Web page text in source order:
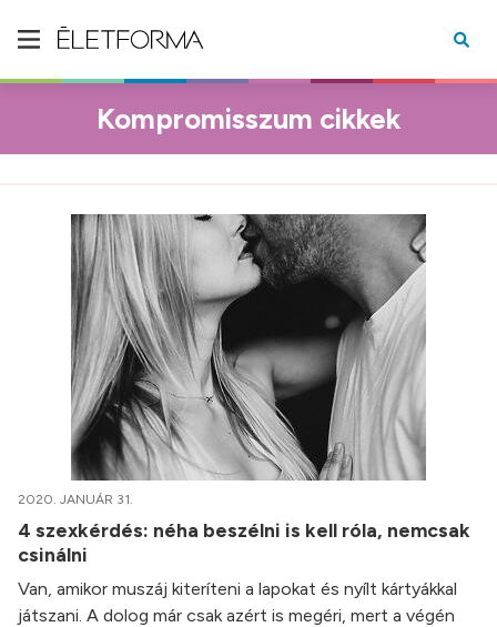
Kompromisszum cikkek
2020. JANUÁR 31.
4 szexkérdés: néha beszélni is kell róla, nemcsak
csinálni
Van, amikor muszáj kiteríteni a lapokat és nyílt kártyákkal
játszani. A dolog már csak azért is megéri, mert a végén